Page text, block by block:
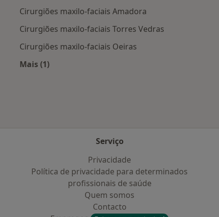
Cirurgiões maxilo-faciais Amadora
Cirurgiões maxilo-faciais Torres Vedras
Cirurgiões maxilo-faciais Oeiras
Mais (1)
Serviço
Privacidade
Política de privacidade para determinados
profissionais de saúde
Quem somos
Contacto